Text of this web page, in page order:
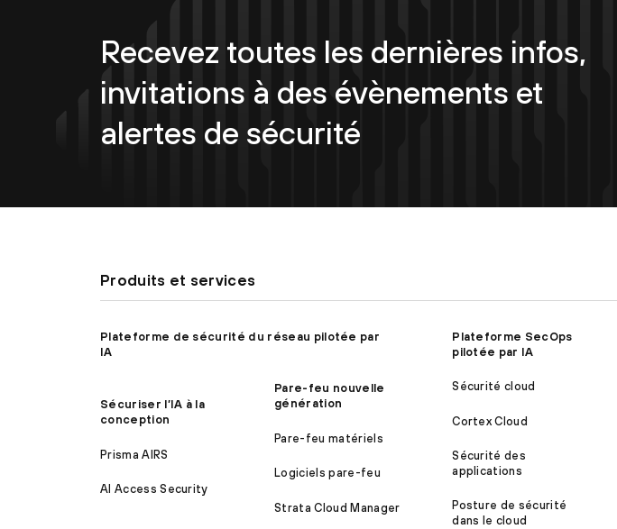
Recevez toutes les dernières infos,
invitations à des évènements et
alertes de sécurité
Produits et services
Plateforme de sécurité du réseau pilotée par
IA
Sécuriser l’IA à la
conception
Prisma AIRS
AI Access Security
Pare-feu nouvelle
génération
Pare-feu matériels
Logiciels pare-feu
Strata Cloud Manager
Plateforme SecOps
pilotée par IA
Sécurité cloud
Cortex Cloud
Sécurité des
applications
Posture de sécurité
dans le cloud